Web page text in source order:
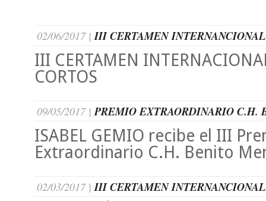
02/06/2017 |III CERTAMEN
III CERTAMEN
CORTOS
09/05/2017 |PREMIO EXTRAORDINARIO C.H.
ISABEL GEMIO recibe el III
Extraordinario C.H. Benito
02/03/2017 |III CERTAMEN